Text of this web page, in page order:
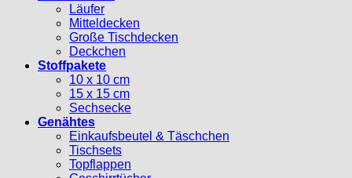
Läufer
Mitteldecken
Große Tischdecken
Deckchen
Stoffpakete
10 x 10 cm
15 x 15 cm
Sechsecke
Genähtes
Einkaufsbeutel & Täschchen
Tischsets
Topflappen